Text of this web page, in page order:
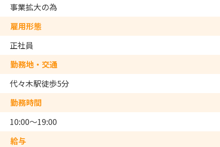
事業拡大の為
雇用形態
正社員
勤務地・交通
代々木駅徒歩5分
勤務時間
10:00～19:00
給与